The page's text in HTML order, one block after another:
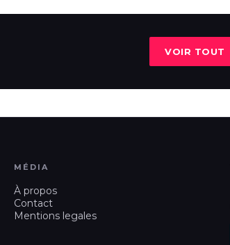
VOIR TOUT
MÉDIA
À propos
Contact
Mentions legales